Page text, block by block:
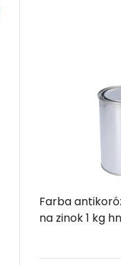
Farba
na zinok 1 kg